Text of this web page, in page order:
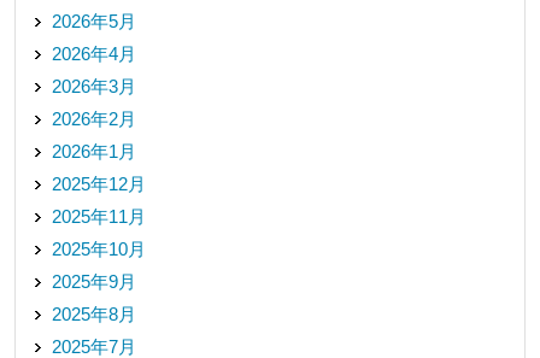
2026年5月
2026年4月
2026年3月
2026年2月
2026年1月
2025年12月
2025年11月
2025年10月
2025年9月
2025年8月
2025年7月